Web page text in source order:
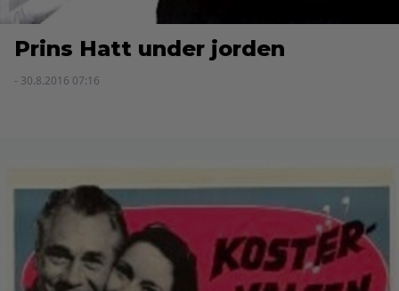
Prins Hatt under jorden
- 30.8.2016 07:16